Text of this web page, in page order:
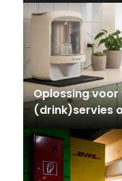
Oplossing
(drink)servies